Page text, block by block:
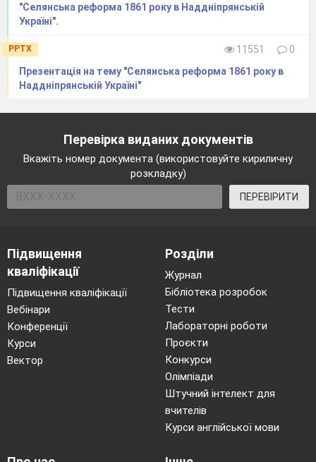
"Селянська реформа 1861 року в Наддніпрянській
Україні".
PPTX 11551
0
Презентація на тему "Селянська реформа 1861 року в
Наддніпрянській Україні"
Перевірка виданих документів
Вкажіть номер документа (використовуйте кириличну
розкладку)
ПЕРЕВІРИТИ
Підвищення
кваліфікації
Підвищення кваліфікації
Вебінари
Конференції
Курси
Вектор
Розділи
Журнал
Бібліотека розробок
Тести
Лабораторні роботи
Проєкти
Конкурси
Олімпіади
Штучний інтелект для
вчителів
Курси англійської мови